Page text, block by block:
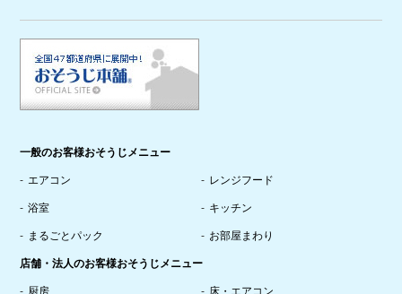
一般のお客様おそうじメニュー
エアコン レンジフード
浴室 キッチン
まるごとパック お部屋まわり
店舗・法人のお客様おそうじメニュー
厨房 床・エアコン